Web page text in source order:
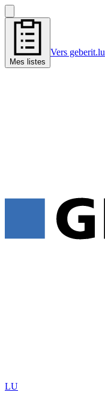
Mes listes
Vers geberit.lu
LU